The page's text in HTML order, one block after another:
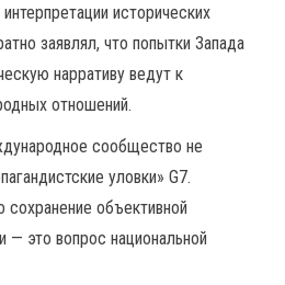
исторических
заявлял, что попытки Запада
нарративу ведут к
отношений.
сообщество не
уловки» G7.
сохранение объективной
— это вопрос национальной